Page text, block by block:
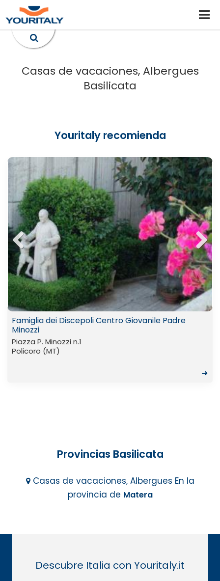
Casas de vacaciones, Albergues
Basilicata
Youritaly recomienda
Previ
ous
Next
Famiglia dei Discepoli Centro Giovanile Padre
Minozzi
Piazza P. Minozzi n.1
Policoro (MT)
➜
Provincias Basilicata
Casas de vacaciones, Albergues En la
provincia de Matera
Descubre Italia con Youritaly.it